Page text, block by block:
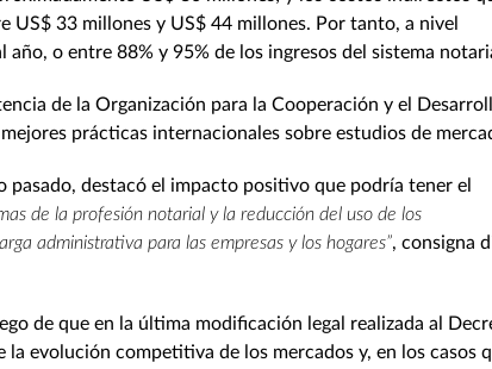
33 millones y US$ 44 millones. Por tanto, a nivel
o entre 88% y 95% de los ingresos del sistema
de la Organización para la Cooperación y el
prácticas internacionales sobre estudios de
pasado, destacó el impacto positivo que podría tener el
de la profesión notarial y la reducción del uso de los
administrativa para las empresas y los hogares”, consigna
de que en la última modificación legal realizada al
evolución competitiva de los mercados y, en los casos